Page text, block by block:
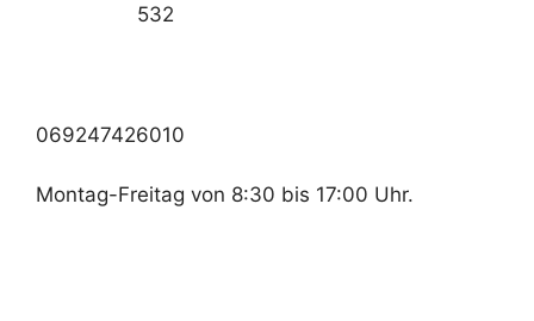
532
069247426010
Montag-Freitag von 8:30 bis 17:00 Uhr.